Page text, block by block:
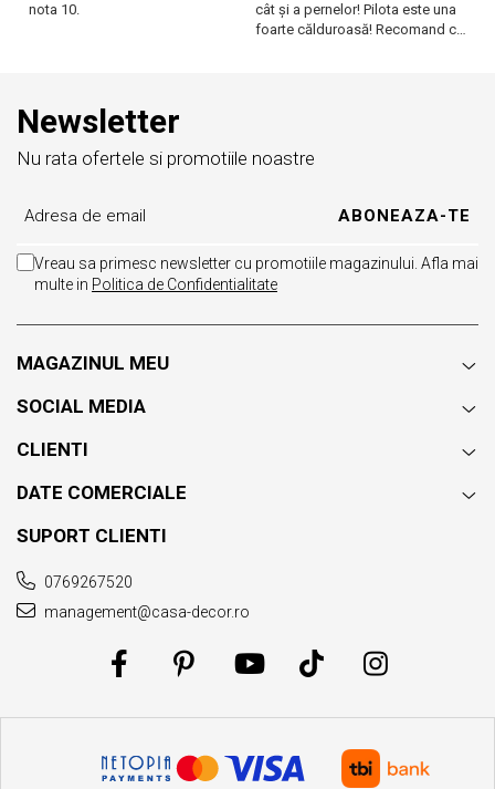
nota 10.
cât și a pernelor! Pilota este una
foarte călduroasă! Recomand cu
Newsletter
Nu rata ofertele si promotiile noastre
Vreau sa primesc newsletter cu promotiile magazinului. Afla mai
multe in Politica de Confidentialitate
MAGAZINUL MEU
SOCIAL MEDIA
CLIENTI
DATE COMERCIALE
SUPORT CLIENTI
0769267520
management@casa-decor.ro